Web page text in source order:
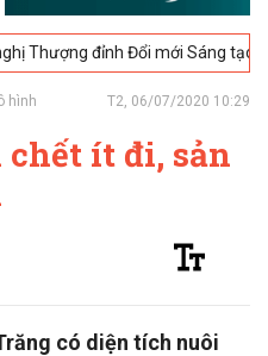
đỉnh Đổi mới Sáng tạo trong
hình T2, 06/07/2020 10:29
chết ít đi, sản
có diện tích nuôi